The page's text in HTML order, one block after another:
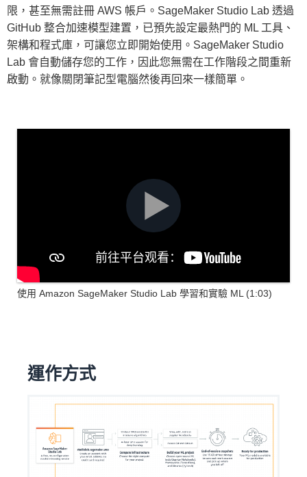
限，甚至無需註冊 AWS 帳戶。SageMaker Studio Lab 透過
GitHub 整合加速模型建置，已預先設定最熱門的 ML 工具、
架構和程式庫，可讓您立即開始使用。SageMaker Studio
Lab 會自動儲存您的工作，因此您無需在工作階段之間重新
啟動。就像關閉筆記型電腦然後再回來一樣簡單。
使用 Amazon SageMaker Studio Lab 學習和實驗 ML (1:03)
運作方式